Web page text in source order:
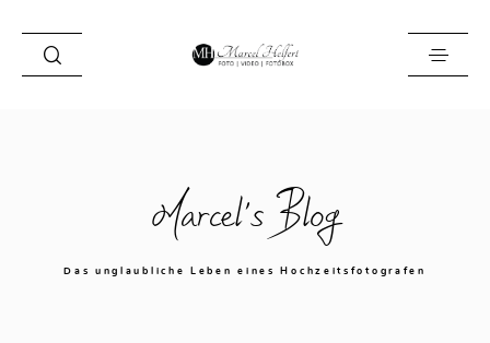
Blog
Marcel's Blog
Das unglaubliche Leben eines Hochzeitsfotografen